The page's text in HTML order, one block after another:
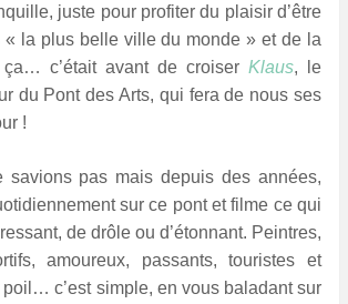
juste pour profiter du plaisir d’être
« la plus belle ville du monde » et de la
ça… c’était avant de croiser Klaus, le
du Pont des Arts, qui fera de nous ses
!
savions pas mais depuis des années,
sur ce pont etfilme ce qui
de drôle ou d’étonnant. Peintres,
amoureux, passants, touristes et
poil… c’est simple, en vous baladant sur